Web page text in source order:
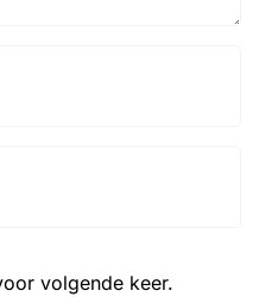
volgende keer.